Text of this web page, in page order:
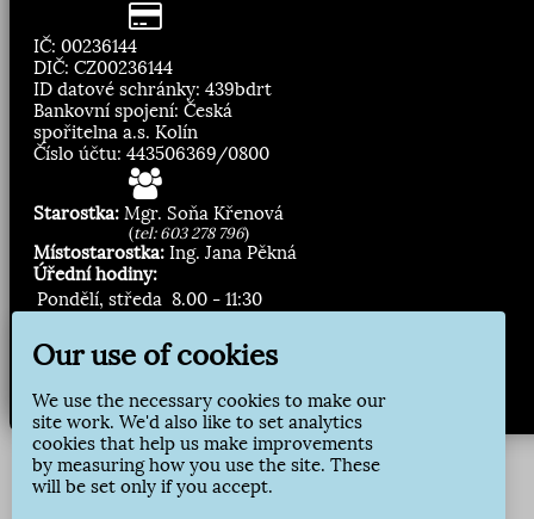
IČ: 00236144
DIČ: CZ00236144
ID datové schránky: 439bdrt
Bankovní spojení: Česká
spořitelna a.s. Kolín
Číslo účtu: 443506369/0800
Starostka: Mgr. Soňa Křenová
(tel: 603 278 796)
Místostarostka: Ing. Jana Pěkná
Úřední hodiny:
Pondělí, středa 8.00 - 11:30
Zasílání novinek:
Přihlásit odběr
Our use of cookies
We use the necessary cookies to make our
site work. We'd also like to set analytics
cookies that help us make improvements
by measuring how you use the site. These
will be set only if you accept.